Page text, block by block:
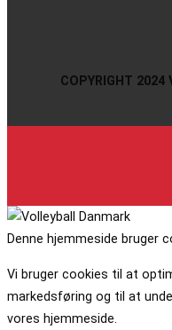
COPYRIGHT 2024
Denne hjemmeside bruger
Vi bruger cookies til at
markedsføring og til at
vores hjemmeside.